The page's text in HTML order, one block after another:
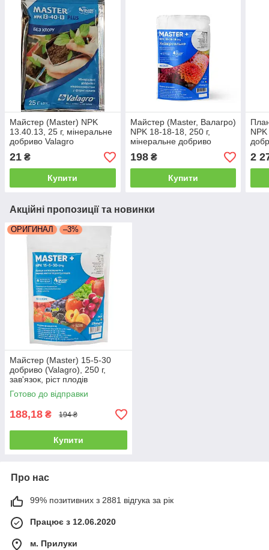
Майстер (Master) NPK
13.40.13, 25 г, мінеральне
добриво Valagro
21 ₴
Купити
Майстер (Master, Валагро)
NPK 18-18-18, 250 г,
мінеральне добриво
Valagro
198₴
Купити
2
Акційні пропозиції та новинки
ОРИГИНАЛ –3%
Майстер (Master) 15-5-30
добриво (Valagro), 250 г,
зав'язок, ріст плодів
Готово до відправки
188,18 ₴ 194 ₴
Купити
Про нас
99% позитивних з 2881 відгука за рік
Працює з 12.06.2020
м. Прилуки